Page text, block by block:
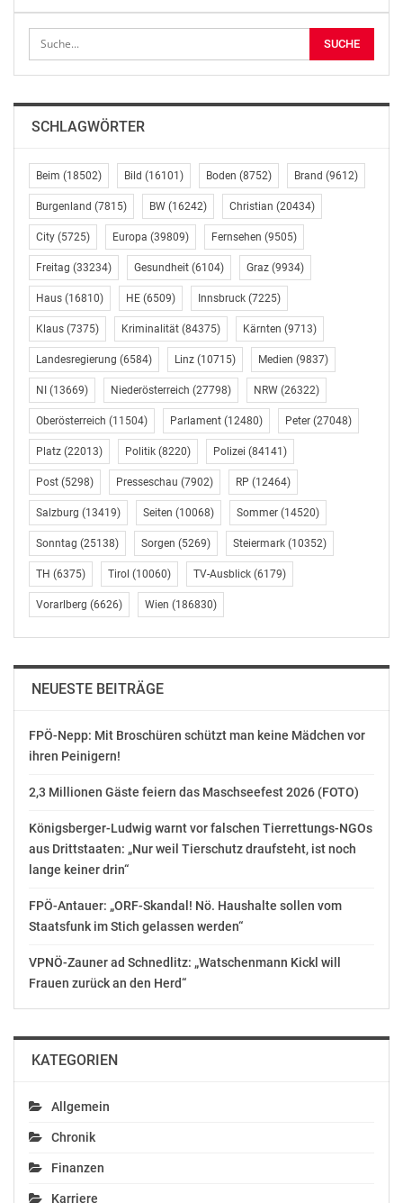
Meilenstein in der medizinischen Versorgung der
Wienerinnen und Wiener sein wird. Dennoch bedarf es
seit Monaten eine Untersuchungskommission
ankündigten und Namenslisten verteilten aber offenbar
Untersuchung der erhobenen Vorwürfe nachdachte,
sorgt die Wiener Stadtregierung jetzt für eine
lückenlose Aufklärung“, so David Ellensohn.
Alle Parteien sollen vertreten sein =
An erster Stelle stand für die rot-grüne Stadtregierung
eine Abänderung der Stadtverfassung, die in der letzten
Sitzung des Wiener Landtages beschlossen wurde. „Wir
wollten für diese und für alle folgenden
Untersuchungskommissionen, die im Wiener
Gemeinderat beschlossen werden, größtmögliche
Transparenz erzielen. Erst mit einer Änderung der
Stadtverfassung, konnten wir gewährleisten, dass alle
Parteienan einer Untersuchungskommission
teilnehmen können“, hält Oxonitsch fest.
SPÖ Wien Rathausklub
Tom Woitsch
Kommunikation
(01) 4000-81 923
Kommunikation Grüne Wien
(+43-1) 4000 – 81814
presse.wien@gruene.at
AUSSCHLIESSLICHER INHALTLICHER VERANTWORTUNG
DES AUSSENDERS. www.ots.at
© Copyright APA-OTS Originaltext-Service GmbH und
der jeweilige Aussender
Ähnliche Beiträge
Wölbitsch/Korosec:
SCHLAGWÖRTER
Beim (18502) Bild (16101) Boden (8752) Brand (9612)
Burgenland (7815) BW (16242) Christian (20434)
City (5725) Europa (39809) Fernsehen (9505)
Freitag (33234) Gesundheit (6104) Graz (9934)
Haus (16810) HE (6509) Innsbruck (7225)
Klaus (7375) Kriminalität (84375) Kärnten (9713)
Landesregierung (6584) Linz (10715) Medien (9837)
NI (13669) Niederösterreich (27798) NRW (26322)
Oberösterreich (11504) Parlament (12480) Peter (27048)
Platz (22013) Politik (8220) Polizei (84141)
Post (5298) Presseschau (7902) RP (12464)
Salzburg (13419) Seiten (10068) Sommer (14520)
Sonntag (25138) Sorgen (5269) Steiermark (10352)
TH (6375) Tirol (10060) TV-Ausblick (6179)
Vorarlberg (6626) Wien (186830)
NEUESTE BEITRÄGE
FPÖ-Nepp: Mit Broschüren schützt man keine Mädchen vor
ihren Peinigern!
2,3 Millionen Gäste feiern das Maschseefest 2026 (FOTO)
Königsberger-Ludwig warnt vor falschen Tierrettungs-NGOs
aus Drittstaaten: „Nur weil Tierschutz draufsteht, ist noch
lange keiner drin“
FPÖ-Antauer: „ORF-Skandal! Nö. Haushalte sollen vom
Staatsfunk im Stich gelassen werden“
VPNÖ-Zauner ad Schnedlitz: „Watschenmann Kickl will
Frauen zurück an den Herd“
KATEGORIEN
Allgemein
Chronik
Finanzen
Karriere